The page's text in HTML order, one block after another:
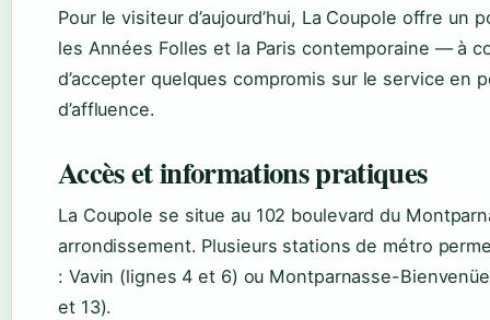
Pour le visiteur d’aujourd’hui, La Coupole offre un
les Années Folles et la Paris contemporaine — à
d’accepter quelques compromis sur le service en
d’affluence.
Accès et informations pratiques
La Coupole se situe au 102 boulevard du
arrondissement. Plusieurs stations de métro
: Vavin (lignes 4 et 6) ou Montparnasse-
et 13).